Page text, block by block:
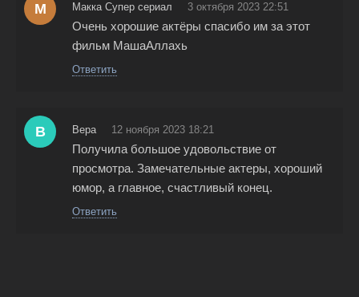
М Макка Супер сериал 3 октября 2023 22:51
Очень хорошие актёры спасибо им за этот
фильм МашаАллахь
Ответить
В Вера 12 ноября 2023 18:21
Получила большое удовольствие от
просмотра. Замечательные актеры, хороший
юмор, а главное, счастливый конец.
Ответить